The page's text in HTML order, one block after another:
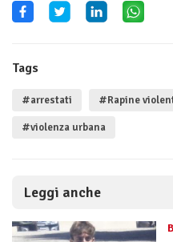
Tags
#arrestati #Rapine
#violenza urbana
Leggi anche